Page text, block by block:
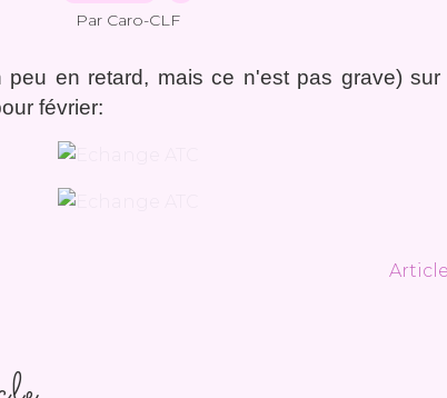
Par Caro-CLF
en retard, mais ce n'est pas grave) sur
février: